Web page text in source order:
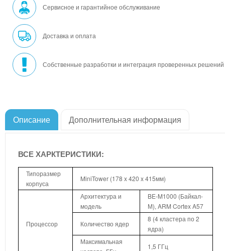
Сервисное и гарантийное обслуживание
Доставка и оплата
Собственные разработки и интеграция проверенных решений
Описание Дополнительная информация
ВСЕ ХАРКТЕРИСТИКИ:
Типоразмер
корпуса
MiniTower (178 x 420 x 415мм)
Процессор
Архитектура и
модель
BE-M1000 (Байкал-
М), ARM Cortex A57
Количество ядер
8 (4 кластера по 2
ядра)
Максимальная
1,5 ГГц